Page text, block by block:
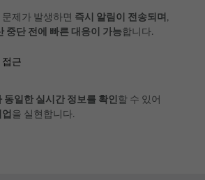
제가 발생하면 즉시 알림이 전송되며,
중단 전에 빠른 대응이 가능합니다.
근
동일한 실시간 정보를 확인할 수 있어
을 실현합니다.